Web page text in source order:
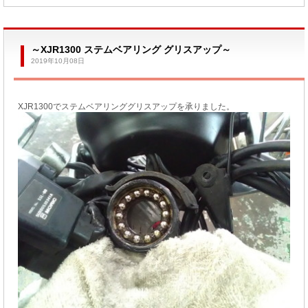
～XJR1300 ステムベアリング グリスアップ～
2019年10月08日
XJR1300でステムベアリンググリスアップを承りました。